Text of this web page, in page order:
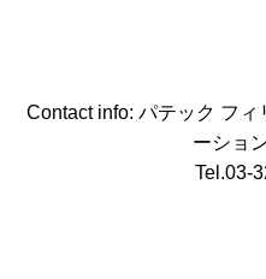
Contact info: パテック フ
ーショ
Tel.03-